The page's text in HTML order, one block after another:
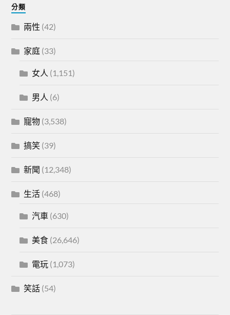
分類
兩性 (42)
家庭 (33)
女人 (1,151)
男人 (6)
寵物 (3,538)
搞笑 (39)
新聞 (12,348)
生活 (468)
汽車 (630)
美食 (26,646)
電玩 (1,073)
笑話 (54)